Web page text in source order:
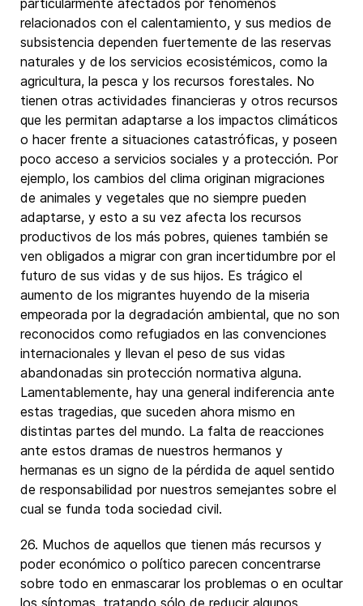
particularmente afectados por fenómenos
relacionados con el calentamiento, y sus medios de
subsistencia dependen fuertemente de las reservas
naturales y de los servicios ecosistémicos, como la
agricultura, la pesca y los recursos forestales. No
tienen otras actividades financieras y otros recursos
que les permitan adaptarse a los impactos climáticos
o hacer frente a situaciones catastróficas, y poseen
poco acceso a servicios sociales y a protección. Por
ejemplo, los cambios del clima originan migraciones
de animales y vegetales que no siempre pueden
adaptarse, y esto a su vez afecta los recursos
productivos de los más pobres, quienes también se
ven obligados a migrar con gran incertidumbre por el
futuro de sus vidas y de sus hijos. Es trágico el
aumento de los migrantes huyendo de la miseria
empeorada por la degradación ambiental, que no son
reconocidos como refugiados en las convenciones
internacionales y llevan el peso de sus vidas
abandonadas sin protección normativa alguna.
Lamentablemente, hay una general indiferencia ante
estas tragedias, que suceden ahora mismo en
distintas partes del mundo. La falta de reacciones
ante estos dramas de nuestros hermanos y
hermanas es un signo de la pérdida de aquel sentido
de responsabilidad por nuestros semejantes sobre el
cual se funda toda sociedad civil.
26. Muchos de aquellos que tienen más recursos y
poder económico o político parecen concentrarse
sobre todo en enmascarar los problemas o en ocultar
los síntomas, tratando sólo de reducir algunos